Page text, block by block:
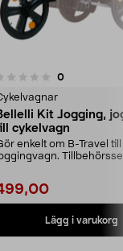
0recensioner
Kit Jogging,
cykelvagn
enkelt om B-Travel
Lägg i varukorg